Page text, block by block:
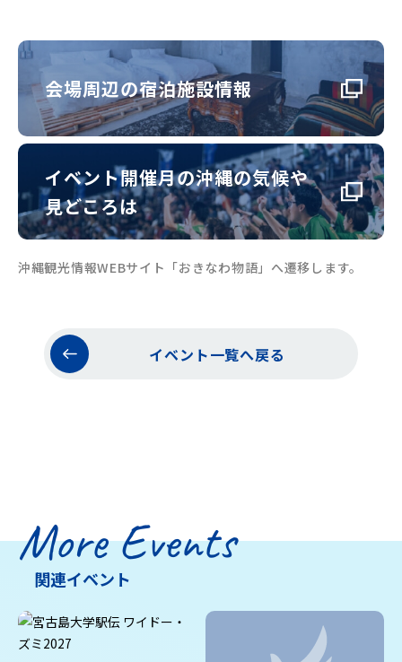
会場周辺の宿泊施設情報
イベント開催月の沖縄の気候や
見どころは
沖縄観光情報WEBサイト「おきなわ物語」へ遷移します。
イベント一覧へ戻る
More Events
関連イベント